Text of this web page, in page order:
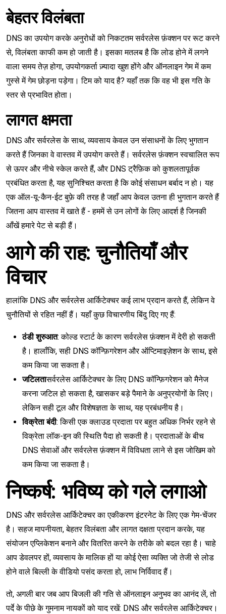
बेहतर विलंबता
DNS का उपयोग करके अनुरोधों को निकटतम सर्वरलेस फ़ंक्शन पर रूट करने
से, विलंबता काफी कम हो जाती है। इसका मतलब है कि लोड होने में लगने
वाला समय तेज़ होगा, उपयोगकर्ता ज़्यादा खुश होंगे और ऑनलाइन गेम में कम
गुस्से में गेम छोड़ना पड़ेगा। टिम को याद है? यहाँ तक कि वह भी इस गति के
स्तर से प्रभावित होता।
लागत क्षमता
DNS और सर्वरलेस के साथ, व्यवसाय केवल उन संसाधनों के लिए भुगतान
करते हैं जिनका वे वास्तव में उपयोग करते हैं। सर्वरलेस फ़ंक्शन स्वचालित रूप
से ऊपर और नीचे स्केल करते हैं, और DNS ट्रैफ़िक को कुशलतापूर्वक
प्रबंधित करता है, यह सुनिश्चित करता है कि कोई संसाधन बर्बाद न हो। यह
एक ऑल-यू-कैन-ईट बुफ़े की तरह है जहाँ आप केवल उतना ही भुगतान करते हैं
जितना आप वास्तव में खाते हैं - हममें से उन लोगों के लिए आदर्श है जिनकी
आँखें हमारे पेट से बड़ी हैं।
आगे की राह: चुनौतियाँ और
विचार
हालांकि DNS और सर्वरलेस आर्किटेक्चर कई लाभ प्रदान करते हैं, लेकिन वे
चुनौतियों से रहित नहीं हैं। यहाँ कुछ विचारणीय बिंदु दिए गए हैं:
ठंडी शुरुआत: कोल्ड स्टार्ट के कारण सर्वरलेस फ़ंक्शन में देरी हो सकती
है। हालाँकि, सही DNS कॉन्फ़िगरेशन और ऑप्टिमाइज़ेशन के साथ, इसे
कम किया जा सकता है।
जटिलतासर्वरलेस आर्किटेक्चर के लिए DNS कॉन्फ़िगरेशन को मैनेज
करना जटिल हो सकता है, खासकर बड़े पैमाने के अनुप्रयोगों के लिए।
लेकिन सही टूल और विशेषज्ञता के साथ, यह प्रबंधनीय है।
विक्रेता बंदी: किसी एक क्लाउड प्रदाता पर बहुत अधिक निर्भर रहने से
विक्रेता लॉक-इन की स्थिति पैदा हो सकती है। प्रदाताओं के बीच
DNS सेवाओं और सर्वरलेस फ़ंक्शन में विविधता लाने से इस जोखिम को
कम किया जा सकता है।
निष्कर्ष: भविष्य को गले लगाओ
DNS और सर्वरलेस आर्किटेक्चर का एकीकरण इंटरनेट के लिए एक गेम-चेंजर
है। सहज मापनीयता, बेहतर विलंबता और लागत दक्षता प्रदान करके, यह
संयोजन एप्लिकेशन बनाने और वितरित करने के तरीके को बदल रहा है। चाहे
आप डेवलपर हों, व्यवसाय के मालिक हों या कोई ऐसा व्यक्ति जो तेजी से लोड
होने वाले बिल्ली के वीडियो पसंद करता हो, लाभ निर्विवाद हैं।
तो, अगली बार जब आप बिजली की गति से ऑनलाइन अनुभव का आनंद लें, तो
पर्दे के पीछे के गुमनाम नायकों को याद रखें: DNS और सर्वरलेस आर्किटेक्चर।